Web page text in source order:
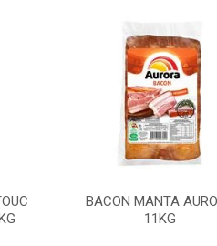
BACON MANTA
11KG